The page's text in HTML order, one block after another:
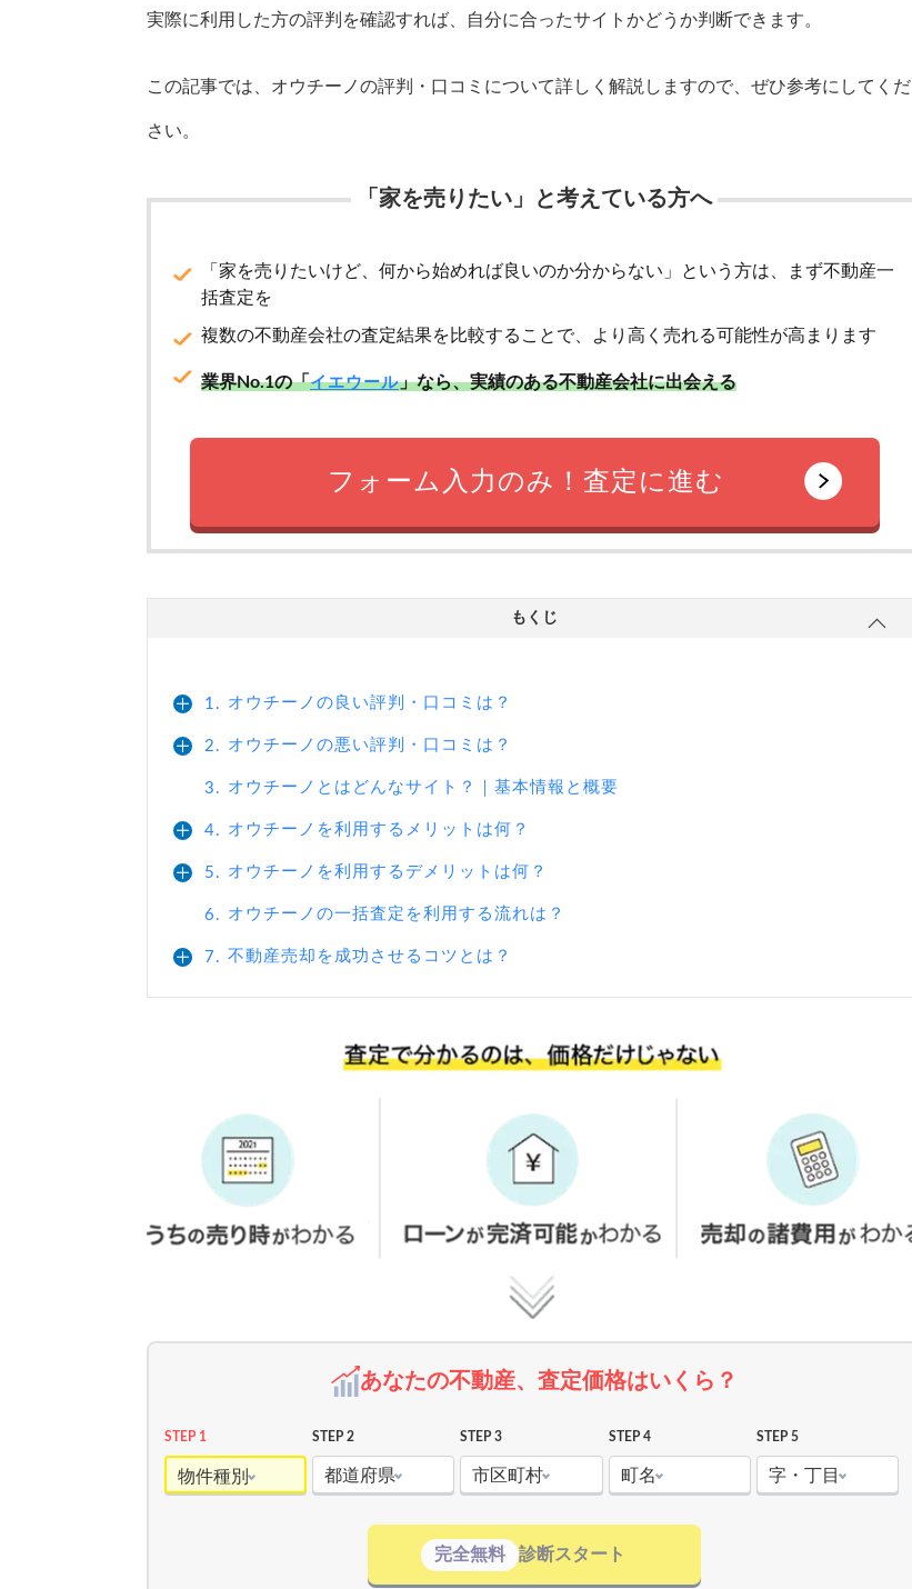
実際に利用した方の評判を確認すれば、自分に合ったサイトかどうか判断できます。
この記事では、オウチーノの評判・口コミについて詳しく解説しますので、ぜひ参考にしてくだ
さい。
「家を売りたい」と考えている方へ
「家を売りたいけど、何から始めれば良いのか分からない」という方は、まず不動産一
括査定を
複数の不動産会社の査定結果を比較することで、より高く売れる可能性が高まります
業界No.1の「イエウール」なら、実績のある不動産会社に出会える
フォーム入力のみ！査定に進む
もくじ
1. オウチーノの良い評判・口コミは？
2. オウチーノの悪い評判・口コミは？
3. オウチーノとはどんなサイト？｜基本情報と概要
4. オウチーノを利用するメリットは何？
5. オウチーノを利用するデメリットは何？
6. オウチーノの一括査定を利用する流れは？
7. 不動産売却を成功させるコツとは？
あなたの不動産、査定価格はいくら？
STEP 1
物件種別
STEP 2
都道府県
STEP 3
市区町村
STEP 4
町名
STEP 5
字・丁目
完全無料 診断スタート